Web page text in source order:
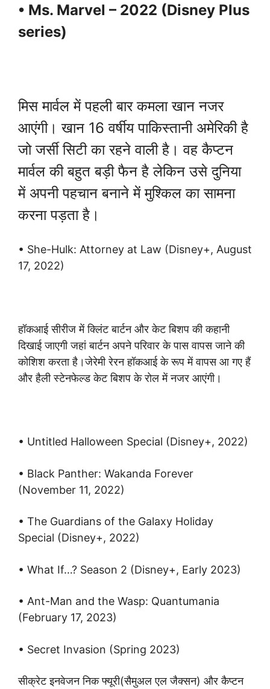
• Ms. Marvel – 2022 (Disney Plus
series)
मिस मार्वल में पहली बार कमला खान नजर
आएंगी। खान 16 वर्षीय पाकिस्तानी अमेरिकी है
जो जर्सी सिटी का रहने वाली है। वह कैप्टन
मार्वल की बहुत बड़ी फैन है लेकिन उसे दुनिया
में अपनी पहचान बनाने में मुश्किल का सामना
करना पड़ता है।
• She-Hulk: Attorney at Law (Disney+, August
17, 2022)
हॉकआई सीरीज में क्लिंट बार्टन और केट बिशप की कहानी
दिखाई जाएगी जहां बार्टन अपने परिवार के पास वापस जाने की
कोशिश करता है।जेरेमी रेरन हॉकआई के रूप में वापस आ गए हैं
और हैली स्टेनफेल्ड केट बिशप के रोल में नजर आएंगी।
• Untitled Halloween Special (Disney+, 2022)
• Black Panther: Wakanda Forever
(November 11, 2022)
• The Guardians of the Galaxy Holiday
Special (Disney+, 2022)
• What If…? Season 2 (Disney+, Early 2023)
• Ant-Man and the Wasp: Quantumania
(February 17, 2023)
• Secret Invasion (Spring 2023)
सीक्रेट इनवेजन निक फ्यूरी(सैमुअल एल जैक्सन) और कैप्टन